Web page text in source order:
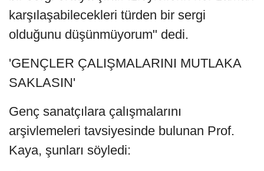
karşılaşabilecekleri türden bir sergi
olduğunu düşünmüyorum" dedi.
'GENÇLER ÇALIŞMALARINI MUTLAKA
SAKLASIN'
Genç sanatçılara çalışmalarını
arşivlemeleri tavsiyesinde bulunan Prof.
Kaya, şunları söyledi: